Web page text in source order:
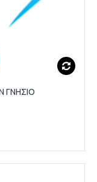
ΓΝΗΣΙΟ